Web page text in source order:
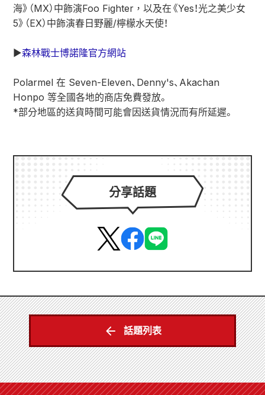
海》（MX）中飾演Foo Fighter，以及在《Yes！光之美少女
5》（EX）中飾演春日野麗/檸檬水天使！
▶︎森林戰士博諾隆官方網站
Polarmel 在 Seven-Eleven、Denny's、Akachan
Honpo 等全國各地的商店免費發放。
*部分地區的送貨時間可能會因送貨情況而有所延遲。
分享話題
話題列表